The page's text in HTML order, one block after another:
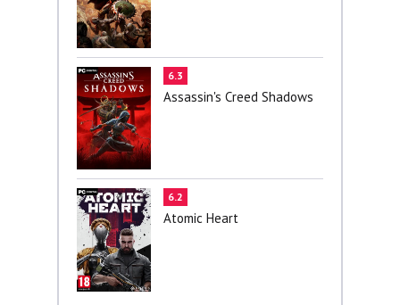
6.3
Assassin's Creed Shadows
6.2
Atomic Heart